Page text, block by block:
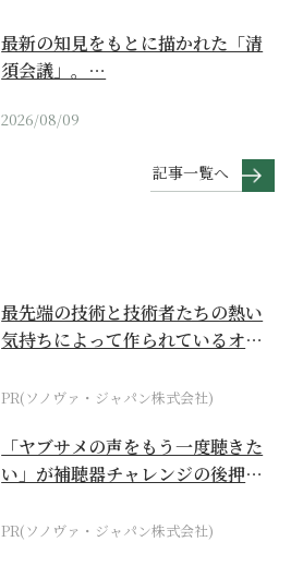
最新の知見をもとに描かれた「清
須会議」。…
2026/08/09
記事一覧へ
最先端の技術と技術者たちの熱い
気持ちによって作られているオー
PR(ソノヴァ・ジャパン株式会社)
「ヤブサメの声をもう一度聴きた
い」が補聴器チャレンジの後押し
PR(ソノヴァ・ジャパン株式会社)